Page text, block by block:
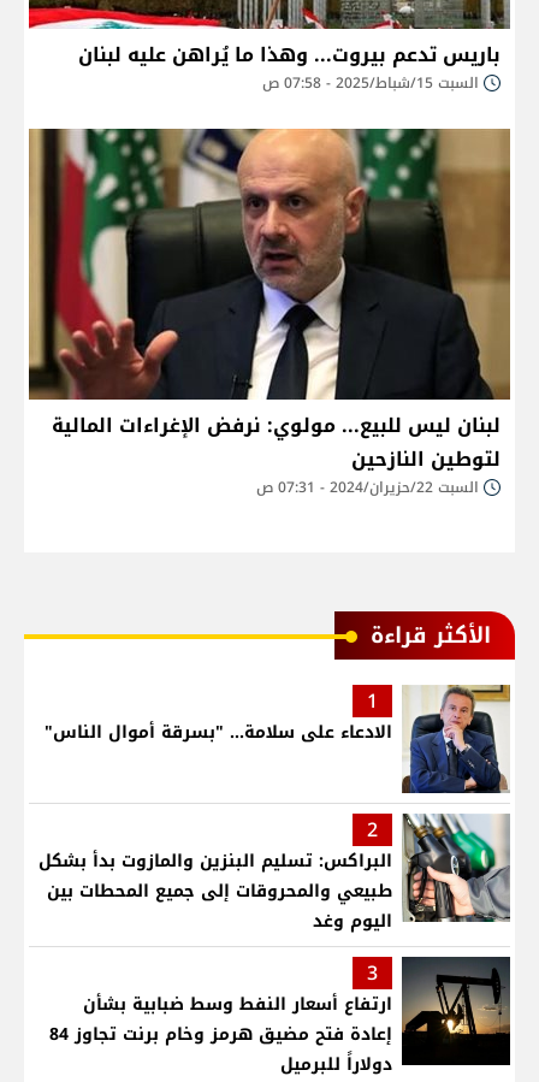
باريس تدعم بيروت... وهذا ما يُراهن عليه لبنان
السبت 15/شباط/2025 - 07:58 ص
لبنان ليس للبيع... مولوي: نرفض الإغراءات المالية
لتوطين النازحين
السبت 22/حزيران/2024 - 07:31 ص
الأكثر قراءة
1
الادعاء على سلامة... "بسرقة أموال الناس"
2
البراكس: تسليم البنزين والمازوت بدأ بشكل
طبيعي والمحروقات إلى جميع المحطات بين
اليوم وغد
3
ارتفاع أسعار النفط وسط ضبابية بشأن
إعادة فتح مضيق هرمز وخام برنت تجاوز 84
دولاراً للبرميل